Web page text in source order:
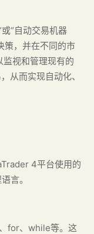
“自动交易机器
策，并在不同的市
视和管理现有的
从而实现自动化、
4平台使用的
言。
for、while等。这